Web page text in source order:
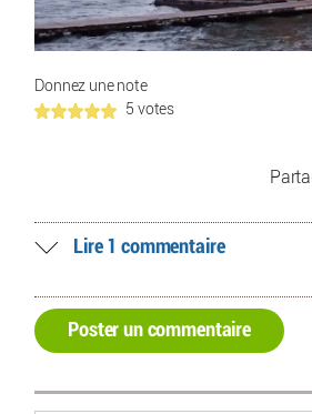
Donnez une note
5 votes
Lire 1 commentaire
Poster un commentaire